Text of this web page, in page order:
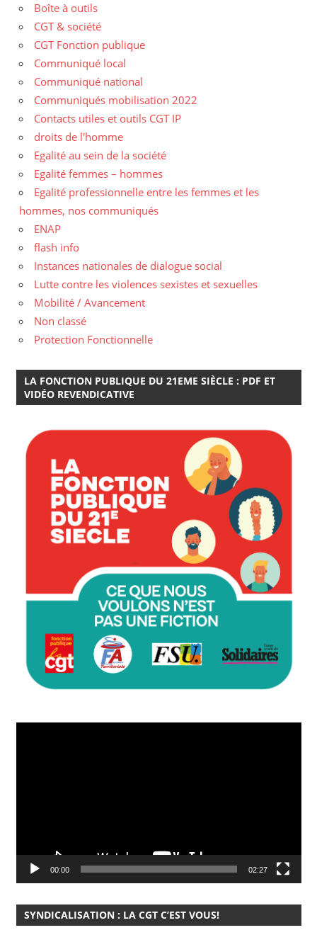
Boîte à outils
CGT & société
CGT Fonction publique
Communiqué local
Communiqué national
Communiqués mobilisation 2022
Contacts utiles et outils CGT IP
droits de l'homme
Egalité au sein de la société
Egalité femmes – hommes
Egalité professionnelle entre les femmes et les
hommes, nos communiqués
ENAP
flash info
Instances nationales de dialogue social
Lutte contre les violences sexistes et sexuelles
Mobilité / Avancement
Non classé
Protection Fonctionnelle
LA FONCTION PUBLIQUE DU 21EME SIÈCLE : PDF ET
VIDÉO REVENDICATIVE
00:00 02:27
SYNDICALISATION : LA CGT C’EST VOUS!